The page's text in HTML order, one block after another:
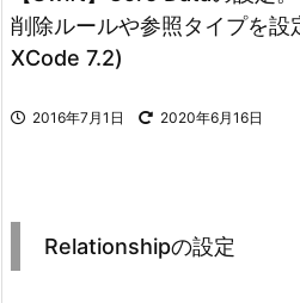
削除ルールや参照タイプを設
XCode 7.2)
2016年7月1日 2020年6月16日
Relationshipの設定